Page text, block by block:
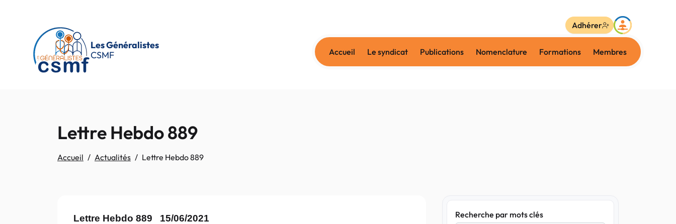
Les Généralistes
CSMF
Accueil Le syndicat Publications Nomenclature Formations Membres
Adhérer
Lettre Hebdo 889
Accueil Actualités Lettre Hebdo 889
Lettre Hebdo 889 15/06/2021 Recherche par mots clés